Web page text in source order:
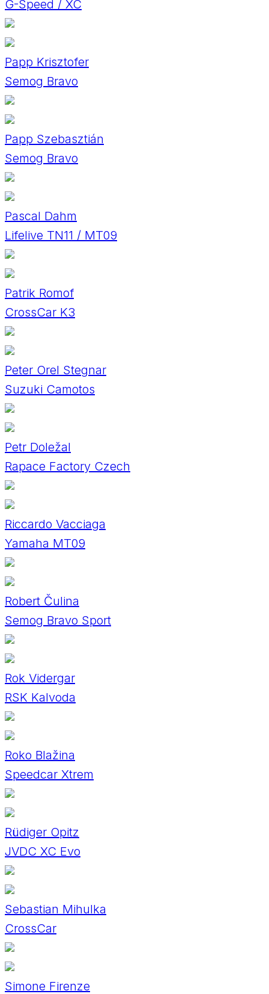
G-Speed / XC
Papp Krisztofer
Semog Bravo
Papp Szebasztián
Semog Bravo
Pascal Dahm
Lifelive TN11 / MT09
Patrik Romof
CrossCar K3
Peter Orel Stegnar
Suzuki Camotos
Petr Doležal
Rapace Factory Czech
Riccardo Vacciaga
Yamaha MT09
Robert Čulina
Semog Bravo Sport
Rok Vidergar
RSK Kalvoda
Roko Blažina
Speedcar Xtrem
Rüdiger Opitz
JVDC XC Evo
Sebastian Mihulka
CrossCar
Simone Firenze